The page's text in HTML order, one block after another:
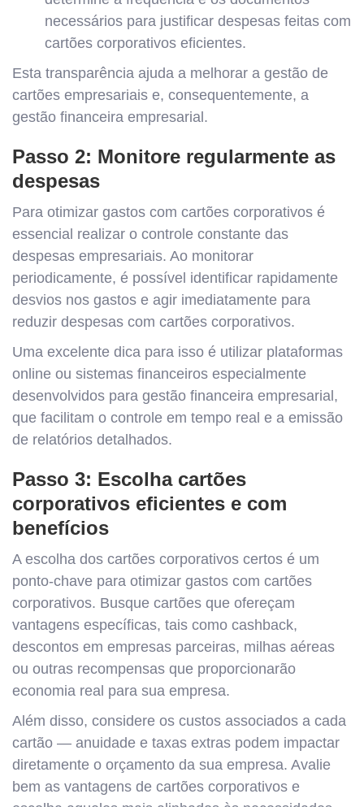
necessários para justificar despesas feitas com
cartões corporativos eficientes.
Esta transparência ajuda a melhorar a gestão de
cartões empresariais e, consequentemente, a
gestão financeira empresarial.
Passo 2: Monitore regularmente as
despesas
Para otimizar gastos com cartões corporativos é
essencial realizar o controle constante das
despesas empresariais. Ao monitorar
periodicamente, é possível identificar rapidamente
desvios nos gastos e agir imediatamente para
reduzir despesas com cartões corporativos.
Uma excelente dica para isso é utilizar plataformas
online ou sistemas financeiros especialmente
desenvolvidos para gestão financeira empresarial,
que facilitam o controle em tempo real e a emissão
de relatórios detalhados.
Passo 3: Escolha cartões
corporativos eficientes e com
benefícios
A escolha dos cartões corporativos certos é um
ponto-chave para otimizar gastos com cartões
corporativos. Busque cartões que ofereçam
vantagens específicas, tais como cashback,
descontos em empresas parceiras, milhas aéreas
ou outras recompensas que proporcionarão
economia real para sua empresa.
Além disso, considere os custos associados a cada
cartão — anuidade e taxas extras podem impactar
diretamente o orçamento da sua empresa. Avalie
bem as vantagens de cartões corporativos e